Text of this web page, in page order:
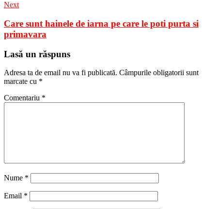
Next
Care sunt hainele de iarna pe care le poti purta si
primavara
Lasă un răspuns
Adresa ta de email nu va fi publicată. Câmpurile obligatorii sunt
marcate cu *
Comentariu *
Nume *
Email *